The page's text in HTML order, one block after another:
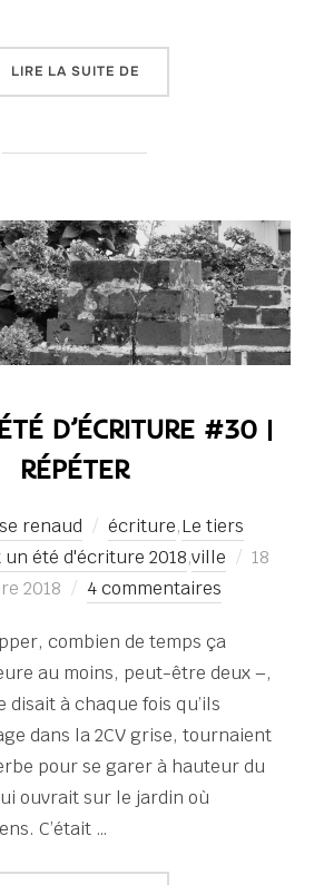
LIRE LA SUITE DE« TOUT UN ÉTÉ
D’ÉCRITURE #30 |
RÉPÉTER
renaud écriture,Le tiers
été d'écriture 2018,ville
Publié
18
2018
4 commentaires
combien de temps ça
au moins, peut-être deux –,
disait à chaque fois qu’ils
dans la 2CV grise, tournaient
pour se garer à hauteur du
ouvrait sur le jardin où
C’était …